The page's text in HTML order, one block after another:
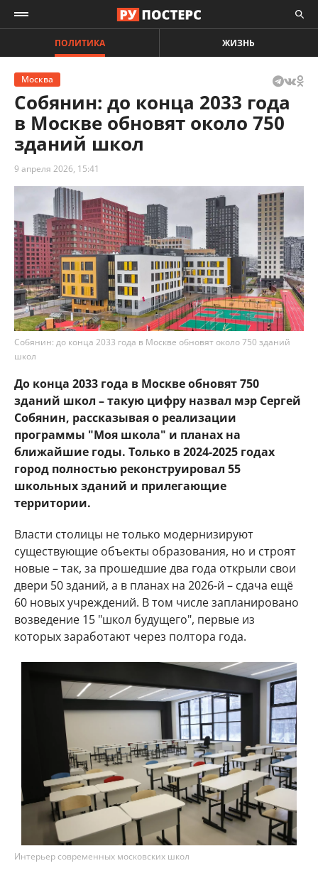
ПОЛИТИКА ЖИЗНЬ
Москва
Собянин: до конца 2033 года
в Москве обновят около 750
зданий школ
9 апреля 2026, 15:41
Собянин: до конца 2033 года в Москве обновят около 750 зданий
школ
До конца 2033 года в Москве обновят 750
зданий школ – такую цифру назвал мэр Сергей
Собянин, рассказывая о реализации
программы "Моя школа" и планах на
ближайшие годы. Только в 2024-2025 годах
город полностью реконструировал 55
школьных зданий и прилегающие
территории.
Власти столицы не только модернизируют
существующие объекты образования, но и строят
новые – так, за прошедшие два года открыли свои
двери 50 зданий, а в планах на 2026-й – сдача ещё
60 новых учреждений. В том числе запланировано
возведение 15 "школ будущего", первые из
которых заработают через полтора года.
Интерьер современных московских школ